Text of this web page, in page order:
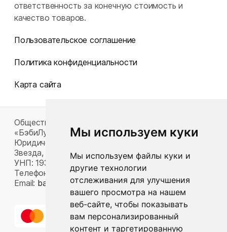
Мы используем куки
Мы используем файлы куки и
другие технологии
отслеживания для улучшения
вашего просмотра на нашем
веб-сайте, чтобы показывать
вам персонализированный
контент и таргетированную
ответственность за конечную стоимость и
качество товаров.
Пользовательское соглашение
Политика конфиденциальности
Карта сайта
Общество с ограниченной ответственностью
«БэбиЛук»
Юридический адрес: 220117, г. Минск, пр-т Газеты
Звезда, д. 16, пом. 52
УНП: 193815124
Телефон:
+375 33 392 66 63
Email: babylook.gm@gmail.com .